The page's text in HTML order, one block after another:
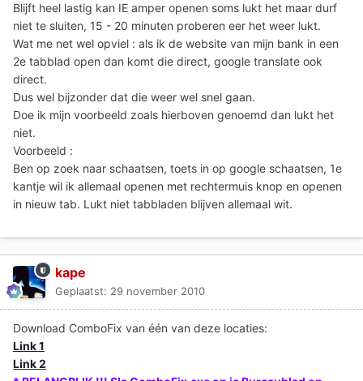
Blijft heel lastig kan IE amper openen soms lukt het maar durf
niet te sluiten, 15 - 20 minuten proberen eer het weer lukt.
Wat me net wel opviel : als ik de website van mijn bank in een
2e tabblad open dan komt die direct, google translate ook
direct.
Dus wel bijzonder dat die weer wel snel gaan.
Doe ik mijn voorbeeld zoals hierboven genoemd dan lukt het
niet.
Voorbeeld :
Ben op zoek naar schaatsen, toets in op google schaatsen, 1e
kantje wil ik allemaal openen met rechtermuis knop en openen
in nieuw tab. Lukt niet tabbladen blijven allemaal wit.
kape
Geplaatst: 29 november 2010
Download ComboFix van één van deze locaties:
Link 1
Link 2